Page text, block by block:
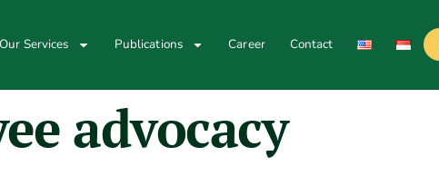
Our Services Publications Career Contact
advocacy